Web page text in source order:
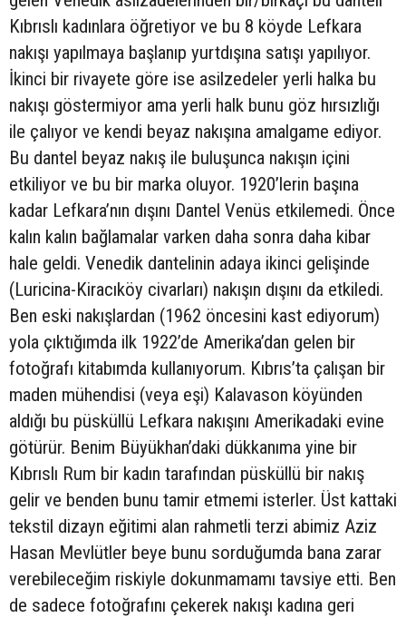
Kıbrıslı kadınlara öğretiyor ve bu 8 köyde Lefkara
nakışı yapılmaya başlanıp yurtdışına satışı yapılıyor.
İkinci bir rivayete göre ise asilzedeler yerli halka bu
nakışı göstermiyor ama yerli halk bunu göz hırsızlığı
ile çalıyor ve kendi beyaz nakışına amalgame ediyor.
Bu dantel beyaz nakış ile buluşunca nakışın içini
etkiliyor ve bu bir marka oluyor. 1920’lerin başına
kadar Lefkara’nın dışını Dantel Venüs etkilemedi. Önce
kalın kalın bağlamalar varken daha sonra daha kibar
hale geldi. Venedik dantelinin adaya ikinci gelişinde
(Luricina-Kiracıköy civarları) nakışın dışını da etkiledi.
Ben eski nakışlardan (1962 öncesini kast ediyorum)
yola çıktığımda ilk 1922’de Amerika’dan gelen bir
fotoğrafı kitabımda kullanıyorum. Kıbrıs’ta çalışan bir
maden mühendisi (veya eşi) Kalavason köyünden
aldığı bu püsküllü Lefkara nakışını Amerikadaki evine
götürür. Benim Büyükhan’daki dükkanıma yine bir
Kıbrıslı Rum bir kadın tarafından püsküllü bir nakış
gelir ve benden bunu tamir etmemi isterler. Üst kattaki
tekstil dizayn eğitimi alan rahmetli terzi abimiz Aziz
Hasan Mevlütler beye bunu sorduğumda bana zarar
verebileceğim riskiyle dokunmamamı tavsiye etti. Ben
de sadece fotoğrafını çekerek nakışı kadına geri